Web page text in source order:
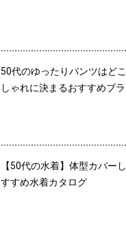
50代のゆったりパンツはど
しゃれに決まるおすすめブ
【50代の水着】体型カバー
すすめ水着カタログ